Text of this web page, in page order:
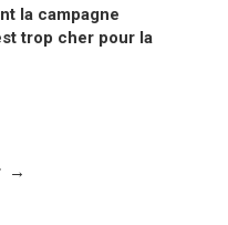
la campagne
trop cher pour la